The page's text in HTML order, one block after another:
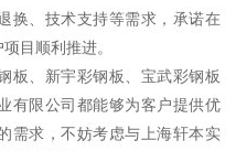
换、技术支持等需求，承诺在
目顺利推进。
板、新宇彩钢板、宝武彩钢板
有限公司都能够为客户提供优
需求，不妨考虑与上海轩本实